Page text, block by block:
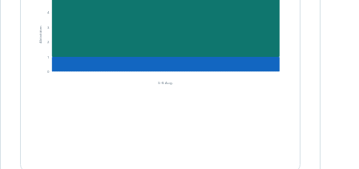
d
P
t
e
Aktivitäten
0
1
2
3
4
3.–8. Aug.